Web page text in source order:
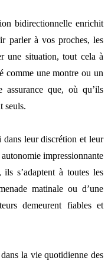
bidirectionnelle enrichit
parler à vos proches, les
une situation, tout cela à
comme une montre ou un
assurance que, où qu’ils
seuls.
dans leur discrétion et leur
impressionnante
s’adaptent à toutes les
matinale ou d’une
demeurent fiables et
la vie quotidienne des